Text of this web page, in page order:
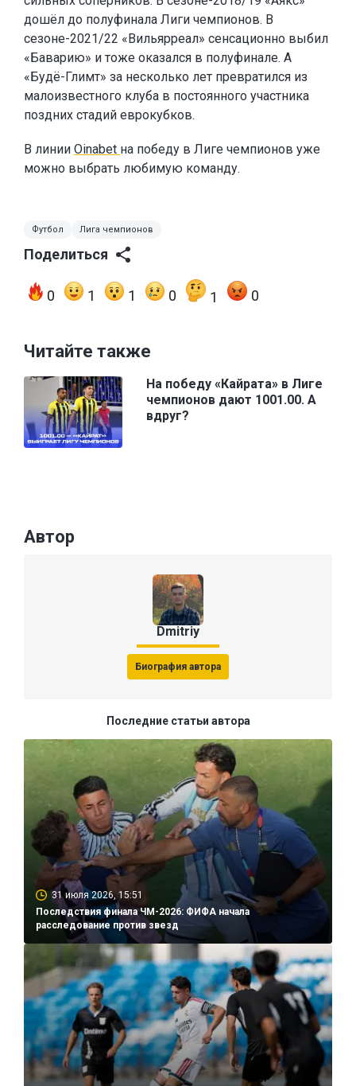
дошёл до полуфинала Лиги чемпионов. В
сезоне-2021/22 «Вильярреал» сенсационно выбил
«Баварию» и тоже оказался в полуфинале. А
«Будё-Глимт» за несколько лет превратился из
малоизвестного клуба в постоянного участника
поздних стадий еврокубков.
В линии Oinabet на победу в Лиге чемпионов уже
можно выбрать любимую команду.
Футбол Лига чемпионов
Поделиться
0 1 1 0 1 0
Читайте также
На победу «Кайрата» в Лиге
чемпионов дают 1001.00. А
вдруг?
Автор
Dmitriy
Биография автора
Последние статьи автора
31 июля 2026, 15:51
Последствия финала ЧМ-2026: ФИФА начала
расследование против звезд